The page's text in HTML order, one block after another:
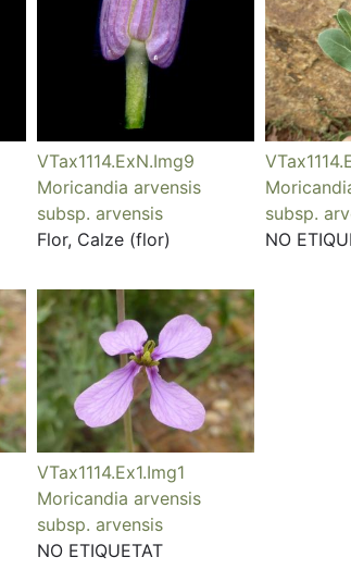
VTax1114.ExN.Img9
Moricandia arvensis
subsp. arvensis
Flor, Calze (flor)
subsp.
NO
VTax1114.Ex1.Img1
Moricandia arvensis
subsp. arvensis
NO ETIQUETAT